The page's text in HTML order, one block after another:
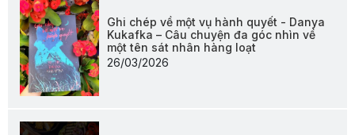
Ghi chép về một vụ hành quyết - Danya
Kukafka – Câu chuyện đa góc nhìn về
một tên sát nhân hàng loạt
26/03/2026